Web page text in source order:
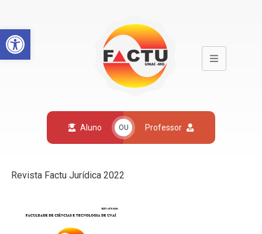
Open toolbar
Aluno OU Professor
Revista Factu Jurídica 2022